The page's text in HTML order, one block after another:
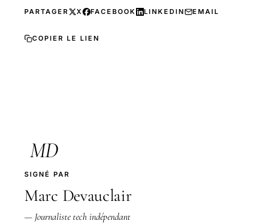
PARTAGER X FACEBOOK LINKEDIN EMAIL
COPIER LE LIEN
MD
SIGNÉ PAR
Marc Devauclair
— Journaliste tech indépendant